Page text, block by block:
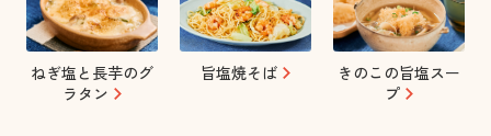
ねぎ塩と長芋のグ
ラタン
旨塩焼そば
きのこの旨塩スー
プ